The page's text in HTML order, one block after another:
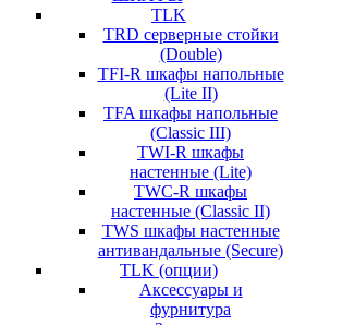
TLK
TRD серверные стойки
(Double)
TFI-R шкафы напольные
(Lite II)
TFA шкафы напольные
(Classic III)
TWI-R шкафы
настенные (Lite)
TWC-R шкафы
настенные (Classic II)
TWS шкафы настенные
антивандальные (Secure)
TLK (опции)
Аксессуары и
фурнитура